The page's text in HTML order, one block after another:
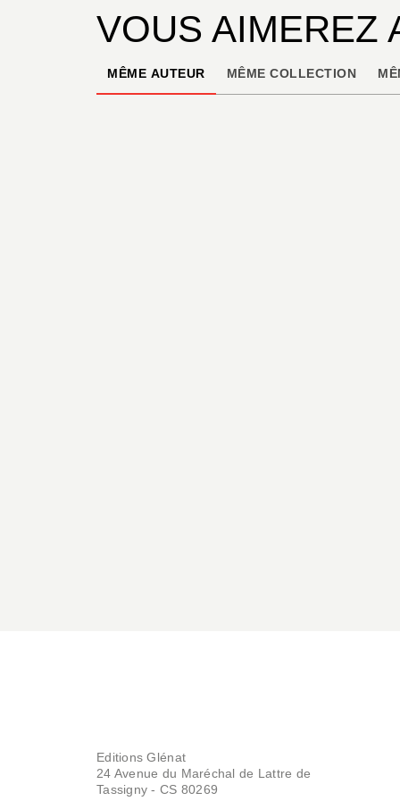
VOUS AIMEREZ
MÊME AUTEUR MÊME COLLECTION
Editions Glénat
24 Avenue du Maréchal de Lattre de
Tassigny - CS 80269